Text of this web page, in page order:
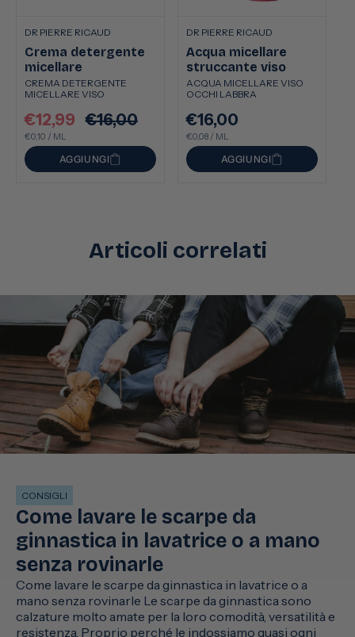
DR PIERRE RICAUD
Crema detergente
micellare
CREMA DETERGENTE
MICELLARE VISO
Prezzo
scontato
€12,99
Prezzo
listino
€16,00
PREZZO
UNITARIO
€0,10 / PER
ML
AGGIUNGI
DR PIERRE RICAUD
Acqua micellare
struccante viso
ACQUA MICELLARE VISO
OCCHI LABBRA
Prezzo
di
listino
€16,00
PREZZO
UNITARIO
€0,08 / PER
ML
AGGIUNGI
Articoli correlati
CONSIGLI
Come lavare le scarpe da
ginnastica in lavatrice o a mano
senza rovinarle
Come lavare le scarpe da ginnastica in lavatrice o a
mano senza rovinarle Le scarpe da ginnastica sono
calzature molto amate per la loro comodità, versatilità e
resistenza. Proprio perché le indossiamo quasi ogni